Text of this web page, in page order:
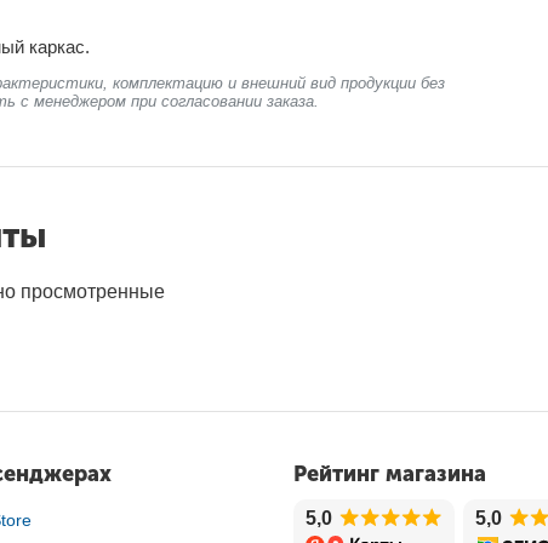
каркас.
комплектацию и внешний вид продукции без
с менеджером при согласовании заказа.
просмотренные
Рейтинг магазина
5,0 5,0